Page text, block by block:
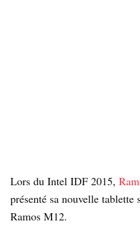
Lors du Intel IDF 2015,
présenté sa nouvelle
Ramos M12.